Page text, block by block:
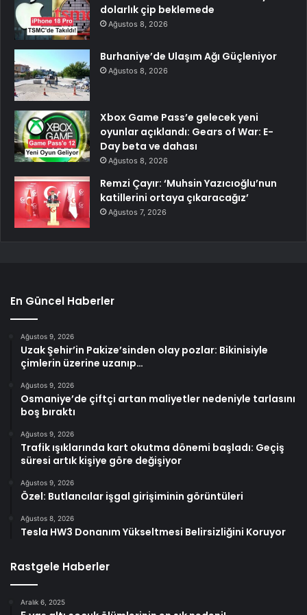
dolarlık çip beklemede
Ağustos 8, 2026
Burhaniye’de Ulaşım Ağı Güçleniyor
Ağustos 8, 2026
Xbox Game Pass’e gelecek yeni
oyunlar açıklandı: Gears of War: E-
Day beta ve dahası
Ağustos 8, 2026
Remzi Çayır: ‘Muhsin Yazıcıoğlu’nun
katillerini ortaya çıkaracağız’
Ağustos 7, 2026
En Güncel Haberler
Ağustos 9, 2026
Uzak Şehir’in Pakize’sinden olay pozlar: Bikinisiyle
çimlerin üzerine uzanıp…
Ağustos 9, 2026
Osmaniye’de çiftçi artan maliyetler nedeniyle tarlasını
boş bıraktı
Ağustos 9, 2026
Trafik ışıklarında kart okutma dönemi başladı: Geçiş
süresi artık kişiye göre değişiyor
Ağustos 9, 2026
Özel: Butlancılar işgal girişiminin görüntüleri
Ağustos 8, 2026
Tesla HW3 Donanım Yükseltmesi Belirsizliğini Koruyor
Rastgele Haberler
Aralık 6, 2025